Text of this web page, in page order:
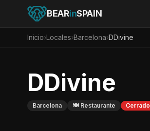
BEARinSPAIN
Inicio›Locales›Barcelona›DDivine
DDivine
Barcelona 🍽️ Restaurante Cerrado